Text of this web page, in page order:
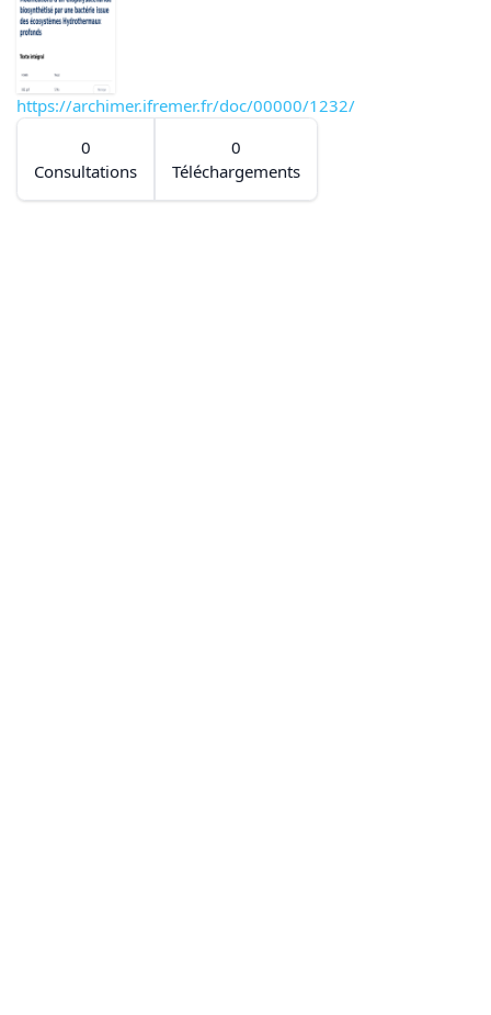
https://archimer.ifremer.fr/doc/00000/1232/
0
Consultations
0
Téléchargements